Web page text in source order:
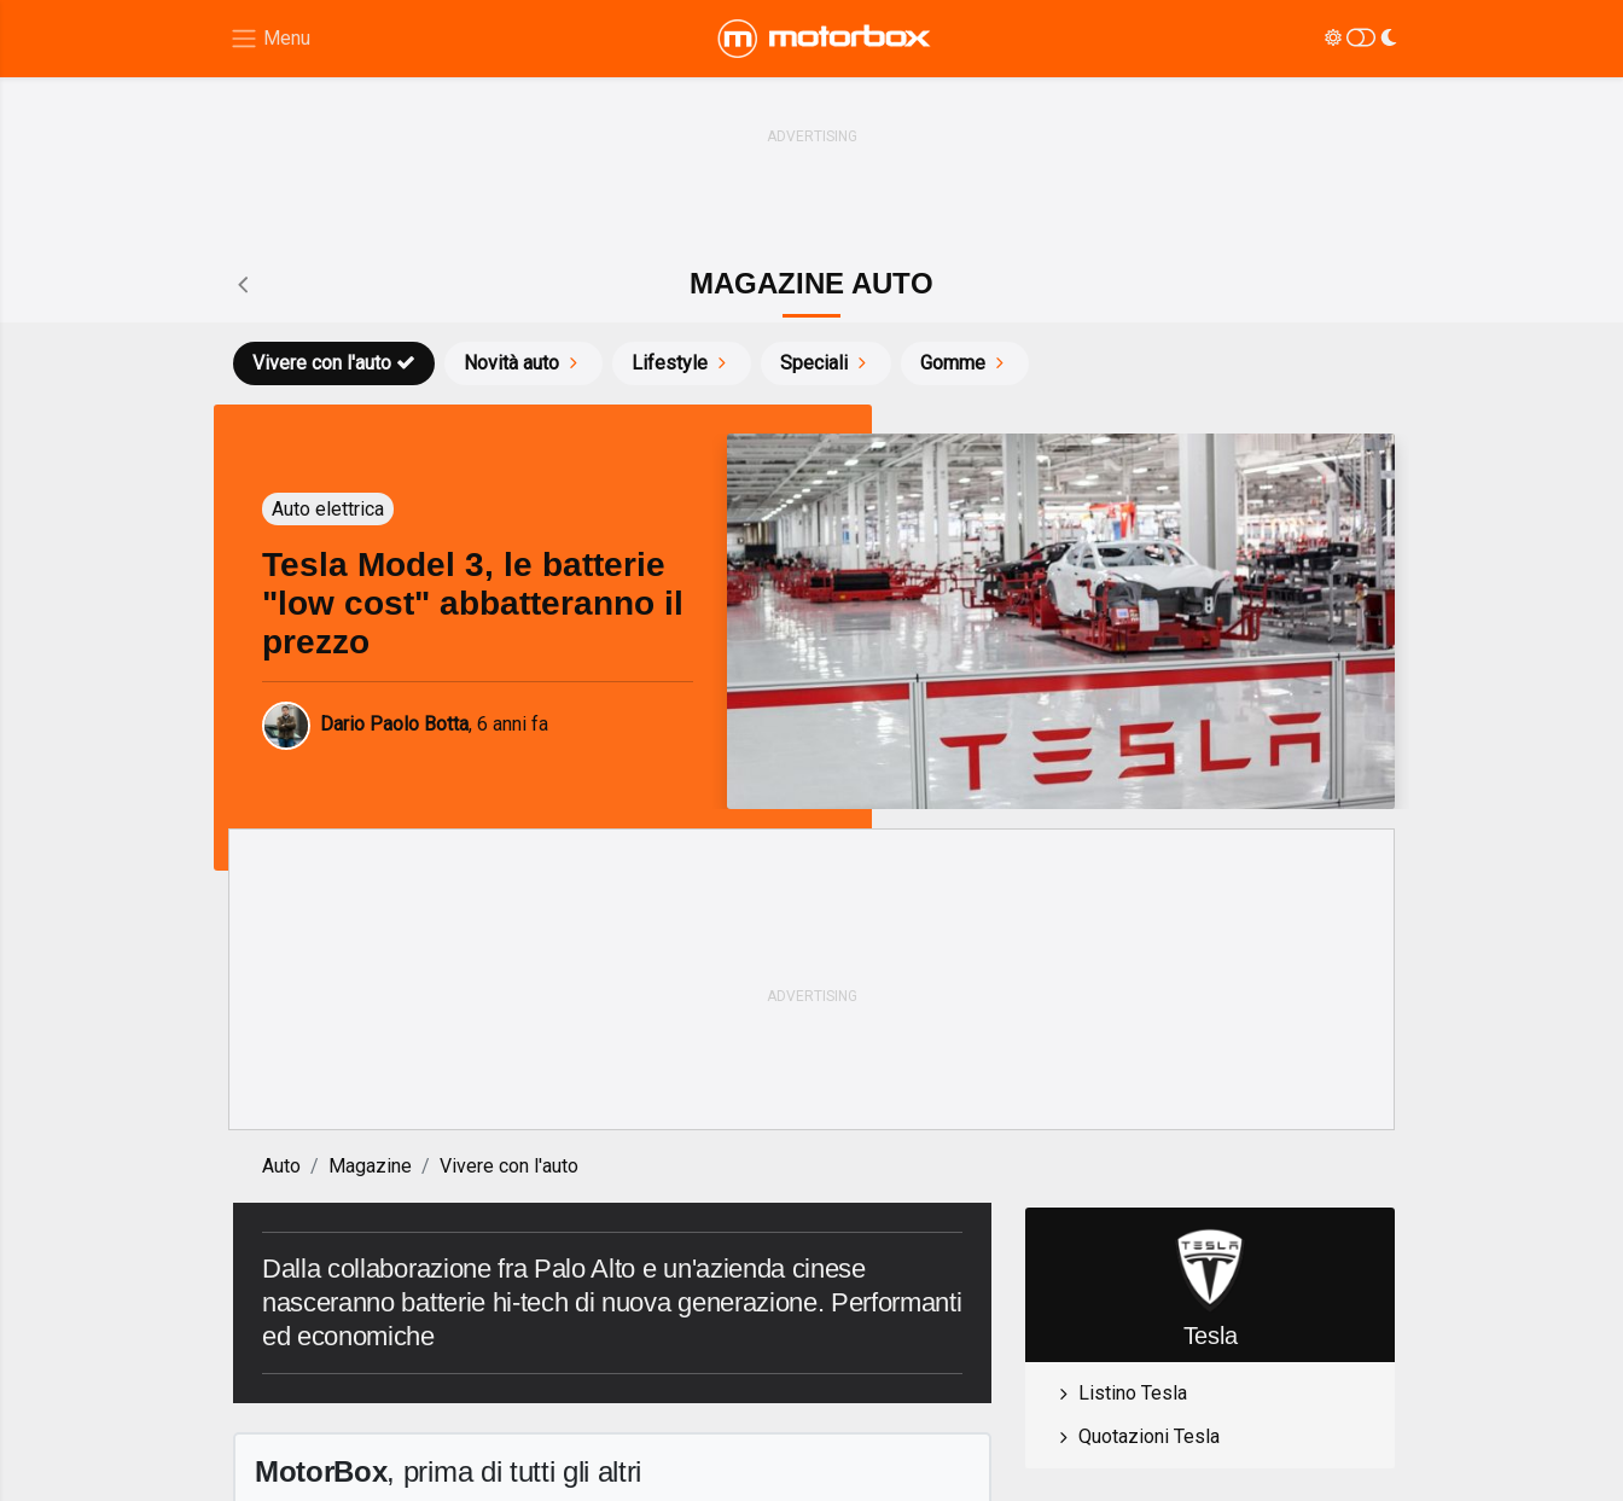
MAGAZINE AUTO
Novità auto
Vivere con l'auto Lifestyle Speciali Gomme
Auto elettrica
Tesla Model 3, le batterie
"low cost" abbatteranno il
prezzo
Dario Paolo Botta, 6 anni fa
Auto Magazine Vivere con l'auto
Dalla collaborazione fra Palo Alto e un'azienda cinese
nasceranno batterie hi-tech di nuova generazione. Performanti
ed economiche
MotorBox, prima di tutti gli altri
Tesla
Listino Tesla
Quotazioni Tesla